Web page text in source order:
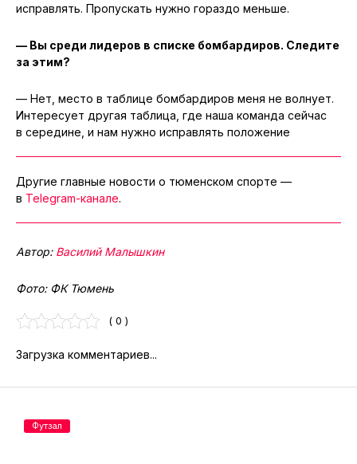
исправлять. Пропускать нужно гораздо меньше.
— Вы среди лидеров в списке бомбардиров. Следите
за этим?
— Нет, место в таблице бомбардиров меня не волнует.
Интересует другая таблица, где наша команда сейчас
в середине, и нам нужно исправлять положение
Другие главные новости о тюменском спорте —
в Telegram-канале.
Автор: Василий Малышкин
Фото: ФК Тюмень
( 0 )
Загрузка комментариев...
Футзал